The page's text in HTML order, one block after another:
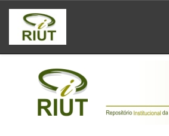
Skip
navigation